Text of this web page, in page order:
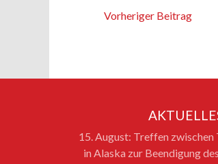
Vorheriger Beitrag
15. August: Treffen zwischen
in Alaska zur Beendigung